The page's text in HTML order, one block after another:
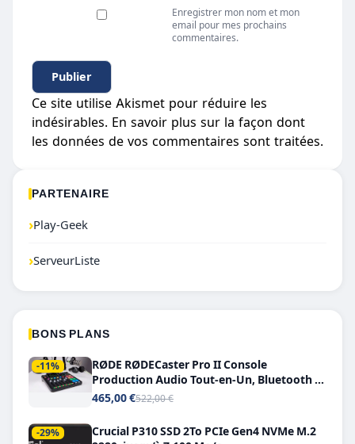
Enregistrer mon nom et mon
email pour mes prochains
commentaires.
Ce site utilise Akismet pour réduire les
indésirables. En savoir plus sur la façon dont
les données de vos commentaires sont traitées.
PARTENAIRE
›Play-Geek
›ServeurListe
BONS PLANS
-11%
RØDE RØDECaster Pro II Console
Production Audio Tout-en-Un, Bluetooth et
Double USB-C
465,00 €522,00 €
-29%
Crucial P310 SSD 2To PCIe Gen4 NVMe M.2